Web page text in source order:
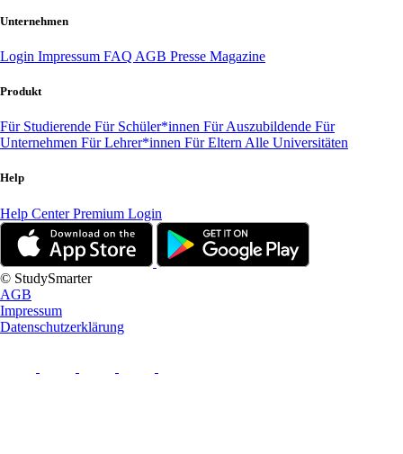
Unternehmen
Login Impressum FAQ AGB Presse Magazine
Produkt
Für Studierende Für Schüler*innen Für Auszubildende Für
Unternehmen Für Lehrer*innen Für Eltern Alle Universitäten
Help
Help CenterPremium Login
© StudySmarter
AGB
Impressum
Datenschutzerklärung